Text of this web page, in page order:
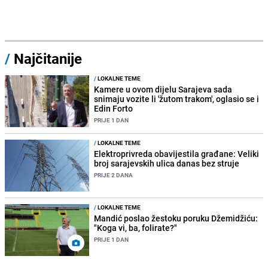
/ Najčitanije
/LOKALNE TEME
Kamere u ovom dijelu Sarajeva sada
snimaju vozite li 'žutom trakom', oglasio se i
Edin Forto
PRIJE 1 DAN
/LOKALNE TEME
Elektroprivreda obavijestila građane: Veliki
broj sarajevskih ulica danas bez struje
PRIJE 2 DANA
/LOKALNE TEME
Mandić poslao žestoku poruku Džemidžiću:
"Koga vi, ba, folirate?"
PRIJE 1 DAN